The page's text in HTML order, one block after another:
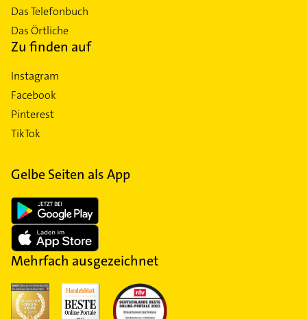
Das Telefonbuch
Das Örtliche
Zu finden auf
Instagram
Facebook
Pinterest
TikTok
Gelbe Seiten als App
Mehrfach ausgezeichnet